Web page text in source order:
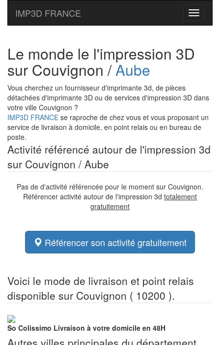
Toggle
IMP3D FRANCE
Le monde le l'impression 3D
sur Couvignon /Aube
Vous cherchez un fournisseur d'imprimante 3d, de pièces
détachées d'imprimante 3D ou de services d'impression 3D dans
votre ville Couvignon ?
IMP3D FRANCE se raproche de chez vous et vous proposant un
service de livraison à domicile, en point relais ou en bureau de
poste.
Activité référencé autour de l'impression 3d
sur Couvignon / Aube
Pas de d'activité référencée pour le moment sur Couvignon.
Référencer activité autour de l'impression 3d totalement
gratuitement
Référencer son activité gratuitement
Voici le mode de livraison et point relais
disponible sur Couvignon ( 10200 ).
So Colissimo Livraison à votre domicile en 48H